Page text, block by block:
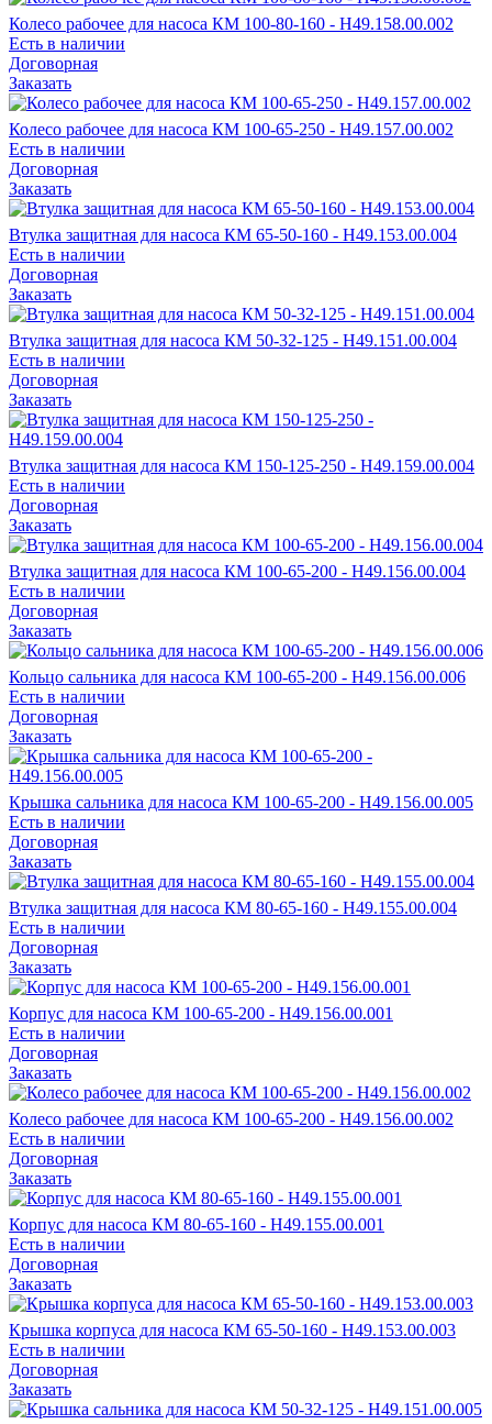
Колесо рабочее для насоса КМ 100-80-160 - Н49.158.00.002
Есть в наличии
Договорная
Заказать
Колесо рабочее для насоса КМ 100-65-250 - Н49.157.00.002
Есть в наличии
Договорная
Заказать
Втулка защитная для насоса КМ 65-50-160 - Н49.153.00.004
Есть в наличии
Договорная
Заказать
Втулка защитная для насоса КМ 50-32-125 - Н49.151.00.004
Есть в наличии
Договорная
Заказать
Втулка защитная для насоса КМ 150-125-250 - Н49.159.00.004
Есть в наличии
Договорная
Заказать
Втулка защитная для насоса КМ 100-65-200 - Н49.156.00.004
Есть в наличии
Договорная
Заказать
Кольцо сальника для насоса КМ 100-65-200 - Н49.156.00.006
Есть в наличии
Договорная
Заказать
Крышка сальника для насоса КМ 100-65-200 - Н49.156.00.005
Есть в наличии
Договорная
Заказать
Втулка защитная для насоса КМ 80-65-160 - Н49.155.00.004
Есть в наличии
Договорная
Заказать
Корпус для насоса КМ 100-65-200 - Н49.156.00.001
Есть в наличии
Договорная
Заказать
Колесо рабочее для насоса КМ 100-65-200 - Н49.156.00.002
Есть в наличии
Договорная
Заказать
Корпус для насоса КМ 80-65-160 - Н49.155.00.001
Есть в наличии
Договорная
Заказать
Крышка корпуса для насоса КМ 65-50-160 - Н49.153.00.003
Есть в наличии
Договорная
Заказать